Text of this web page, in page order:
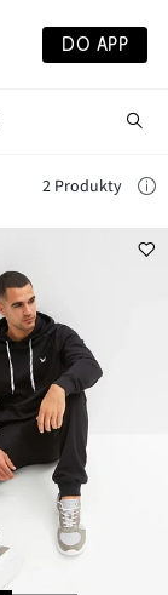
DO APP
2 Produkty